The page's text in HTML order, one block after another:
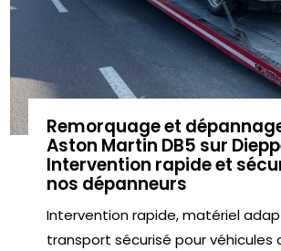
Remorquage et
Aston Martin DB5 sur
Intervention rapide et
nos dépanneurs
Intervention rapide, matériel
transport sécurisé pour véhicules